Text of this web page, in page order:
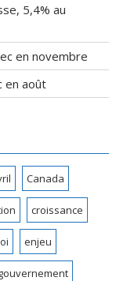
5,4% au
en novembre
en août
Canada
croissance
enjeu